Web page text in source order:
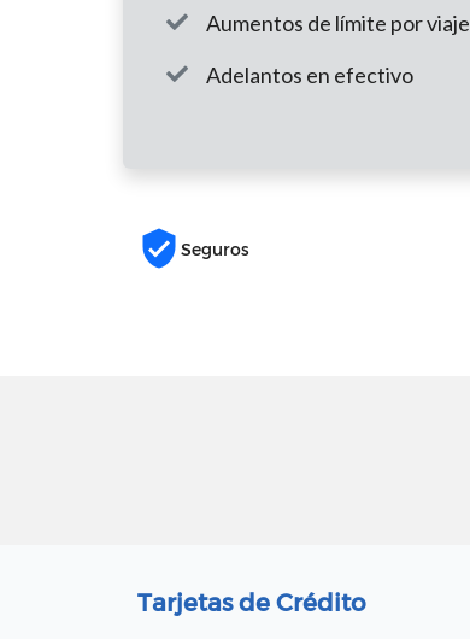
Aumentos de límite por viaje
Adelantos en efectivo
verified_user Seguros
Tarjetas de Crédito